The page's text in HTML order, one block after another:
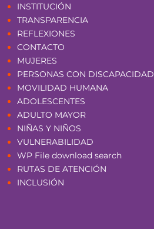
INSTITUCIÓN
TRANSPARENCIA
REFLEXIONES
CONTACTO
MUJERES
PERSONAS CON DISCAPACIDAD
MOVILIDAD HUMANA
ADOLESCENTES
ADULTO MAYOR
NIÑAS Y NIÑOS
VULNERABILIDAD
WP File download search
RUTAS DE ATENCIÓN
INCLUSIÓN